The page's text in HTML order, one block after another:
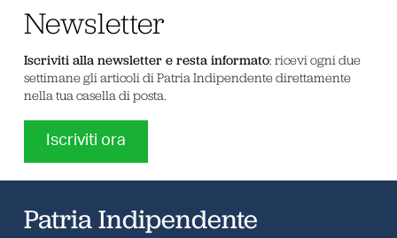
Newsletter
Iscriviti alla newsletter e resta informato: ricevi ogni due
settimane gli articoli di Patria Indipendente direttamente
nella tua casella di posta.
Iscriviti ora
Patria Indipendente